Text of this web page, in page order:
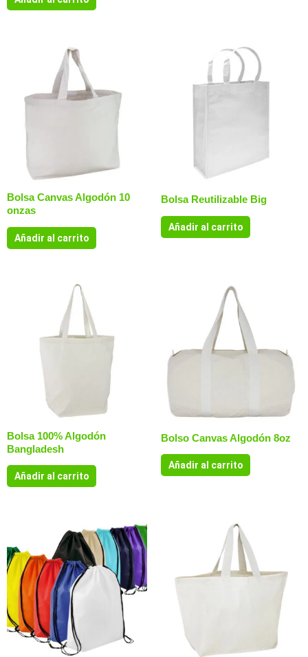
Bolsa Canvas Algodón 10
onzas
Añadir al carrito
Bolsa Reutilizable Big
Añadir al carrito
Bolsa 100% Algodón
Bangladesh
Añadir al carrito
Bolso Canvas Algodón 8oz
Añadir al carrito